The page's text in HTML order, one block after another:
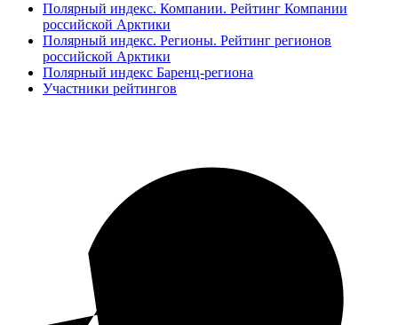
Полярный индекс. Компании. Рейтинг Компании
российской Арктики
Полярный индекс. Регионы. Рейтинг регионов
российской Арктики
Полярный индекс Баренц-региона
Участники рейтингов